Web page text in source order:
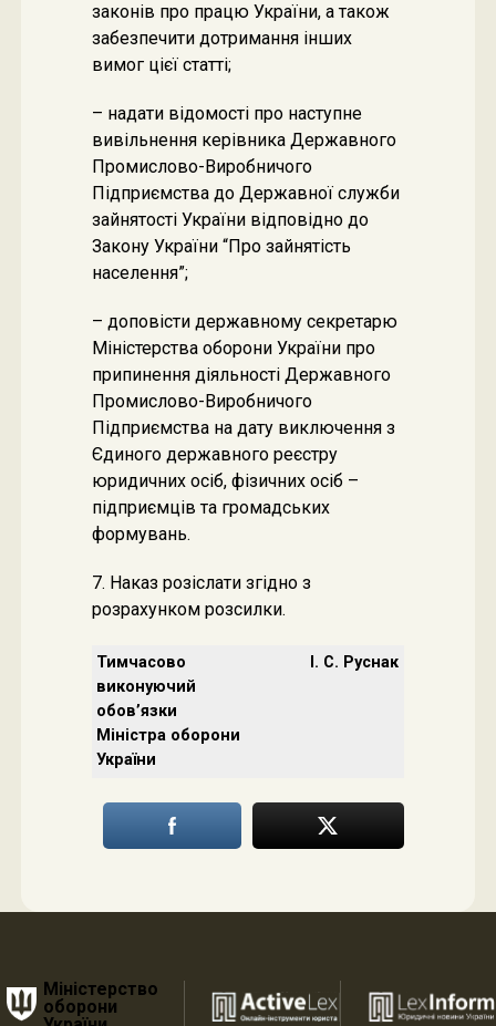
законів про працю України, а також
забезпечити дотримання інших
вимог цієї статті;
– надати відомості про наступне
вивільнення керівника Державного
Промислово-Виробничого
Підприємства до Державної служби
зайнятості України відповідно до
Закону України “Про зайнятість
населення”;
– доповісти державному секретарю
Міністерства оборони України про
припинення діяльності Державного
Промислово-Виробничого
Підприємства на дату виключення з
Єдиного державного реєстру
юридичних осіб, фізичних осіб –
підприємців та громадських
формувань.
7. Наказ розіслати згідно з
розрахунком розсилки.
Тимчасово
виконуючий
обов’язки
Міністра оборони
України
І. С. Руснак
Міністерство
оборони